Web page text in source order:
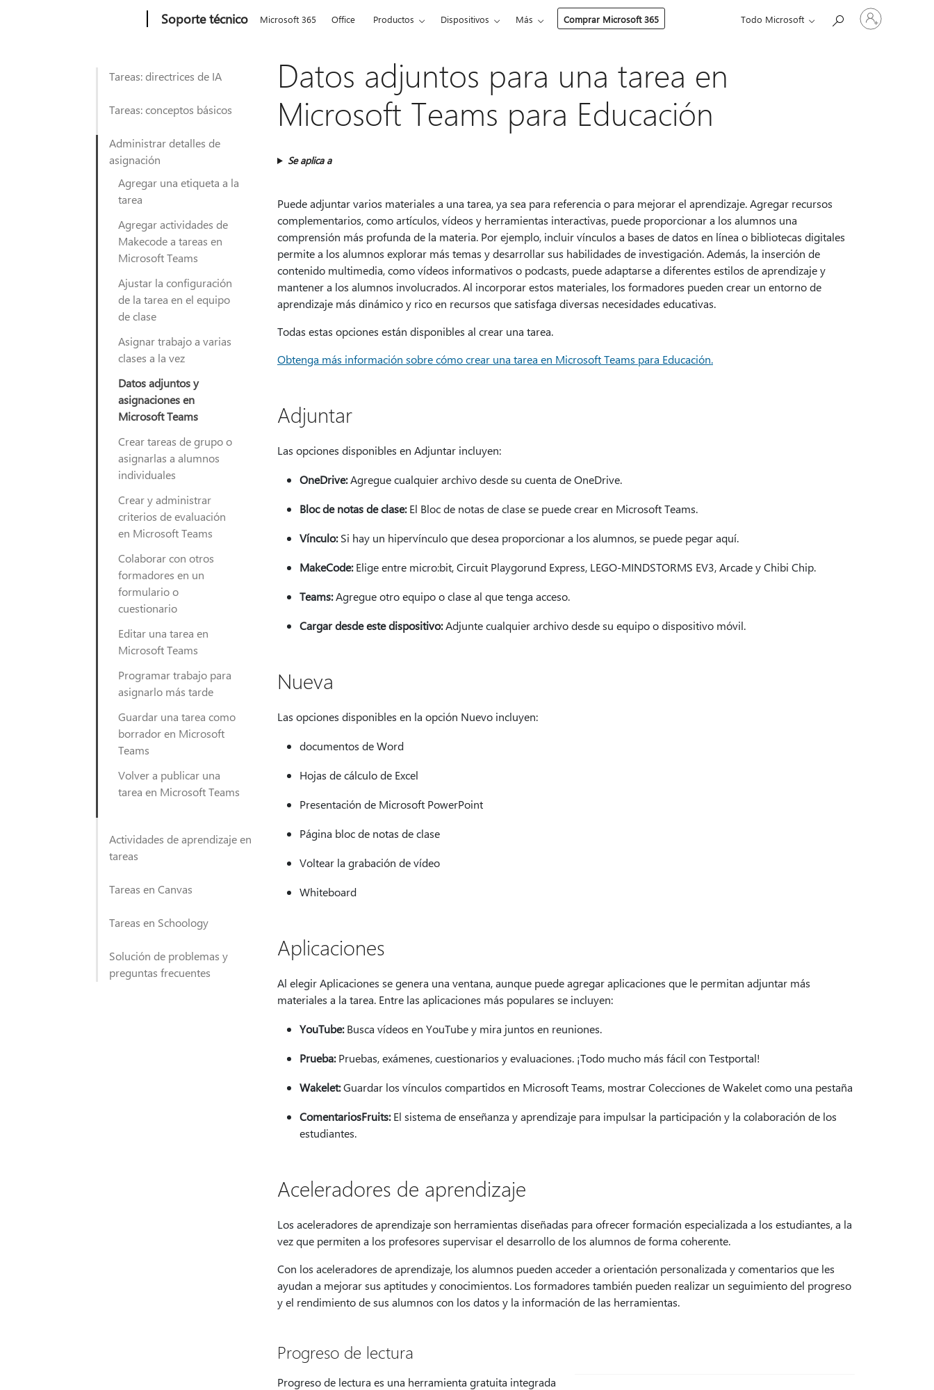
Soporte técnico Microsoft 365 Office Productos Dispositivos Más Comprar Microsoft 365 Todo Microsoft
Iniciar
sesión
Tareas: directrices de IA
Tareas: conceptos básicos
Administrar detalles de
asignación
Agregar una etiqueta a la
tarea
Agregar actividades de
Makecode a tareas en
Microsoft Teams
Ajustar la configuración
de la tarea en el equipo
de clase
Asignar trabajo a varias
clases a la vez
Datos adjuntos y
asignaciones en
Microsoft Teams
Crear tareas de grupo o
asignarlas a alumnos
individuales
Crear y administrar
criterios de evaluación
en Microsoft Teams
Colaborar con otros
formadores en un
formulario o
cuestionario
Editar una tarea en
Microsoft Teams
Programar trabajo para
asignarlo más tarde
Guardar una tarea como
borrador en Microsoft
Teams
Volver a publicar una
tarea en Microsoft Teams
Actividades de aprendizaje en
tareas
Tareas en Canvas
Tareas en Schoology
Solución de problemas y
preguntas frecuentes
Datos adjuntos para una tarea en
Microsoft Teams para Educación
Se aplica a
Puede adjuntar varios materiales a una tarea, ya sea para referencia o para mejorar el aprendizaje. Agregar recursos
complementarios, como artículos, vídeos y herramientas interactivas, puede proporcionar a los alumnos una
comprensión más profunda de la materia. Por ejemplo, incluir vínculos a bases de datos en línea o bibliotecas digitales
permite a los alumnos explorar más temas y desarrollar sus habilidades de investigación. Además, la inserción de
contenido multimedia, como vídeos informativos o podcasts, puede adaptarse a diferentes estilos de aprendizaje y
mantener a los alumnos involucrados. Al incorporar estos materiales, los formadores pueden crear un entorno de
aprendizaje más dinámico y rico en recursos que satisfaga diversas necesidades educativas.
Todas estas opciones están disponibles al crear una tarea.
Obtenga más información sobre cómo crear una tarea en Microsoft Teams para Educación.
Adjuntar
Las opciones disponibles en Adjuntar incluyen:
OneDrive:Agregue cualquier archivo desde su cuenta de OneDrive.
Bloc de notas de clase:El Bloc de notas de clase se puede crear en Microsoft Teams.
Vínculo:Si hay un hipervínculo que desea proporcionar a los alumnos, se puede pegar aquí.
MakeCode:Elige entre micro:bit, Circuit Playgorund Express, LEGO-MINDSTORMS EV3, Arcade y Chibi Chip.
Teams:Agregue otro equipo o clase al que tenga acceso.
Cargar desde este dispositivo:Adjunte cualquier archivo desde su equipo o dispositivo móvil.
Nueva
Las opciones disponibles en la opción Nuevo incluyen:
documentos de Word
Hojas de cálculo de Excel
Presentación de Microsoft PowerPoint
Página bloc de notas de clase
Voltear la grabación de vídeo
Whiteboard
Aplicaciones
Al elegir Aplicaciones se genera una ventana, aunque puede agregar aplicaciones que le permitan adjuntar más
materiales a la tarea. Entre las aplicaciones más populares se incluyen:
YouTube:Busca vídeos en YouTube y mira juntos en reuniones.
Prueba:Pruebas, exámenes, cuestionarios y evaluaciones. ¡Todo mucho más fácil con Testportal!
Wakelet:Guardar los vínculos compartidos en Microsoft Teams, mostrar Colecciones de Wakelet como una pestaña
ComentariosFruits:El sistema de enseñanza y aprendizaje para impulsar la participación y la colaboración de los
estudiantes.
Aceleradores de aprendizaje
Los aceleradores de aprendizaje son herramientas diseñadas para ofrecer formación especializada a los estudiantes, a la
vez que permiten a los profesores supervisar el desarrollo de los alumnos de forma coherente.
Con los aceleradores de aprendizaje, los alumnos pueden acceder a orientación personalizada y comentarios que les
ayudan a mejorar sus aptitudes y conocimientos. Los formadores también pueden realizar un seguimiento del progreso
y el rendimiento de sus alumnos con los datos y la información de las herramientas.
Progreso de lectura
Progreso de lectura es una herramienta gratuita integrada